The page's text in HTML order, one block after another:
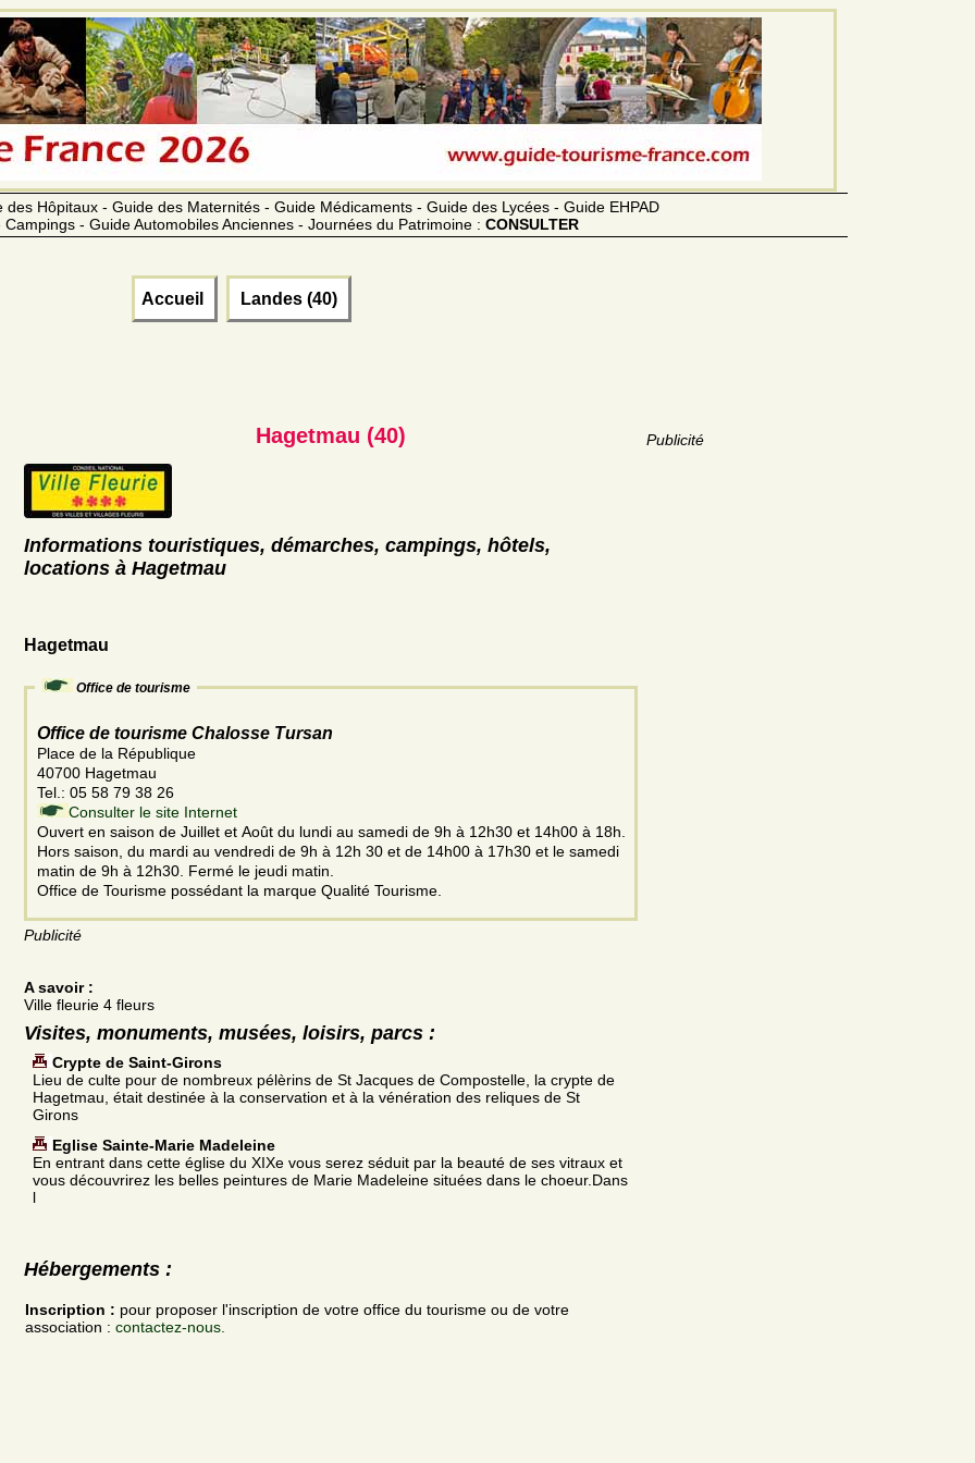
Hôpitaux - Guide des Maternités - Guide Médicaments - Guide des Lycées - Guide EHPAD
- Guide Automobiles Anciennes - Journées du Patrimoine : CONSULTER
Accueil Landes (40)
Publicité
Hagetmau (40)
Informations touristiques, démarches, campings, hôtels,
locations à Hagetmau
Hagetmau
Office de tourisme
Office de tourisme Chalosse Tursan
Place de la République
40700 Hagetmau
Tel.: 05 58 79 38 26
Consulter le site Internet
Ouvert en saison de Juillet et Août du lundi au samedi de 9h à 12h30 et 14h00 à 18h.
Hors saison, du mardi au vendredi de 9h à 12h 30 et de 14h00 à 17h30 et le samedi
matin de 9h à 12h30. Fermé le jeudi matin.
Office de Tourisme possédant la marque Qualité Tourisme.
Publicité
A savoir :
Ville fleurie 4 fleurs
Visites, monuments, musées, loisirs, parcs :
Crypte de Saint-Girons
Lieu de culte pour de nombreux pélèrins de St Jacques de Compostelle, la crypte de
Hagetmau, était destinée à la conservation et à la vénération des reliques de St
Girons
Eglise Sainte-Marie Madeleine
En entrant dans cette église du XIXe vous serez séduit par la beauté de ses vitraux et
vous découvrirez les belles peintures de Marie Madeleine situées dans le choeur.Dans
l
Hébergements :
Inscription : pour proposer l'inscription de votre office du tourisme ou de votre
association : contactez-nous.